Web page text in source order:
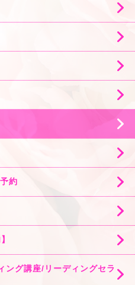
約
ング講座/リーディングセラ